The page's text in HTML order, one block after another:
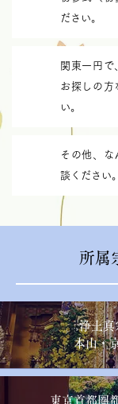
ださい。
関東一円で
お探しの方
い。
その他、な
談ください。
所属
浄土真
本山・
東京首都圏